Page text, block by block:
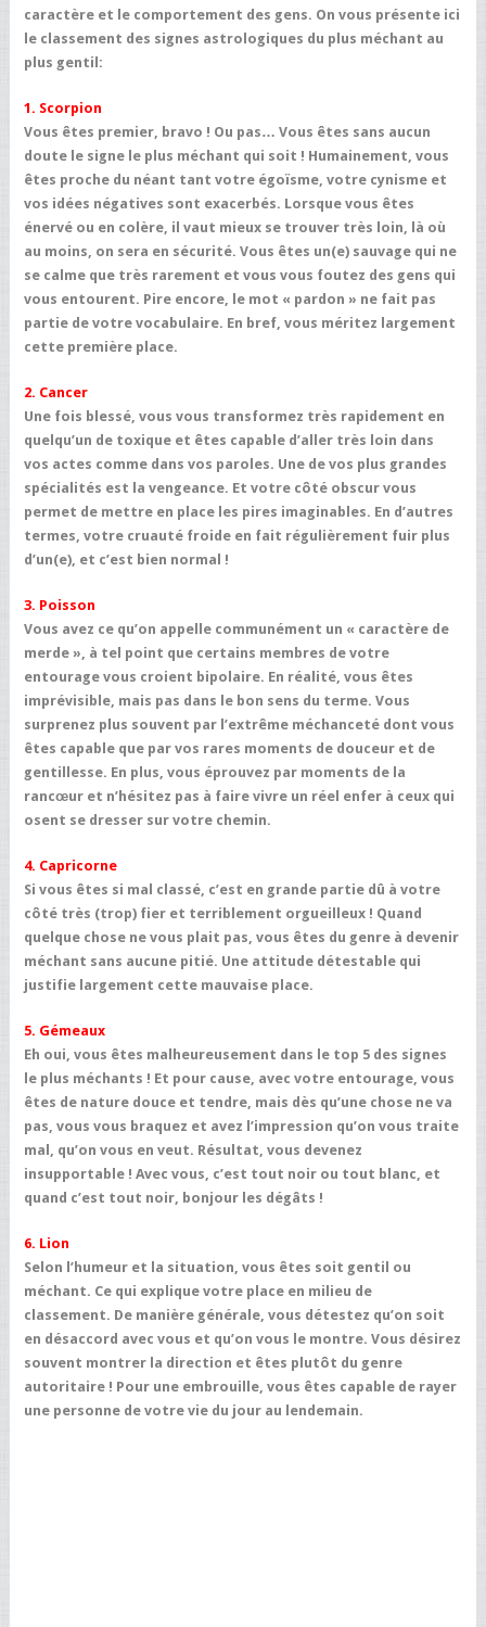
caractère et le comportement des gens. On vous présente ici
le classement des signes astrologiques du plus méchant au
plus gentil:
1. Scorpion
Vous êtes premier, bravo ! Ou pas… Vous êtes sans aucun
doute le signe le plus méchant qui soit ! Humainement, vous
êtes proche du néant tant votre égoïsme, votre cynisme et
vos idées négatives sont exacerbés. Lorsque vous êtes
énervé ou en colère, il vaut mieux se trouver très loin, là où
au moins, on sera en sécurité. Vous êtes un(e) sauvage qui ne
se calme que très rarement et vous vous foutez des gens qui
vous entourent. Pire encore, le mot « pardon » ne fait pas
partie de votre vocabulaire. En bref, vous méritez largement
cette première place.
2. Cancer
Une fois blessé, vous vous transformez très rapidement en
quelqu’un de toxique et êtes capable d’aller très loin dans
vos actes comme dans vos paroles. Une de vos plus grandes
spécialités est la vengeance. Et votre côté obscur vous
permet de mettre en place les pires imaginables. En d’autres
termes, votre cruauté froide en fait régulièrement fuir plus
d’un(e), et c’est bien normal !
3. Poisson
Vous avez ce qu’on appelle communément un « caractère de
merde », à tel point que certains membres de votre
entourage vous croient bipolaire. En réalité, vous êtes
imprévisible, mais pas dans le bon sens du terme. Vous
surprenez plus souvent par l’extrême méchanceté dont vous
êtes capable que par vos rares moments de douceur et de
gentillesse. En plus, vous éprouvez par moments de la
rancœur et n’hésitez pas à faire vivre un réel enfer à ceux qui
osent se dresser sur votre chemin.
4. Capricorne
Si vous êtes si mal classé, c’est en grande partie dû à votre
côté très (trop) fier et terriblement orgueilleux ! Quand
quelque chose ne vous plait pas, vous êtes du genre à devenir
méchant sans aucune pitié. Une attitude détestable qui
justifie largement cette mauvaise place.
5. Gémeaux
Eh oui, vous êtes malheureusement dans le top 5 des signes
le plus méchants ! Et pour cause, avec votre entourage, vous
êtes de nature douce et tendre, mais dès qu’une chose ne va
pas, vous vous braquez et avez l’impression qu’on vous traite
mal, qu’on vous en veut. Résultat, vous devenez
insupportable ! Avec vous, c’est tout noir ou tout blanc, et
quand c’est tout noir, bonjour les dégâts !
6. Lion
Selon l’humeur et la situation, vous êtes soit gentil ou
méchant. Ce qui explique votre place en milieu de
classement. De manière générale, vous détestez qu’on soit
en désaccord avec vous et qu’on vous le montre. Vous désirez
souvent montrer la direction et êtes plutôt du genre
autoritaire ! Pour une embrouille, vous êtes capable de rayer
une personne de votre vie du jour au lendemain.